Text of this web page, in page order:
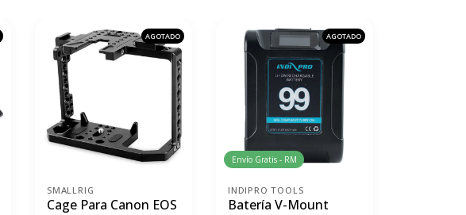
AGOTADO
SMALLRIG
Cage Para Canon EOS
AGOTADO
Envío Gratis - RM
INDIPRO TOOLS
Batería V-Mount